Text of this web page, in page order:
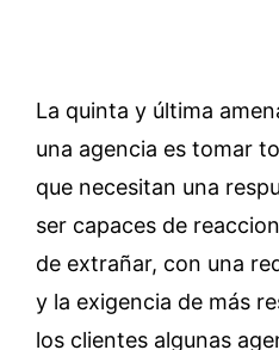
La quinta y última
una agencia es tomar
que necesitan una
ser capaces de
de extrañar, con una
y la exigencia de más
los clientes algunas